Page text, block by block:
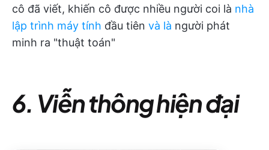
cô đã viết, khiến cô được nhiều người coi là nhà
lập trình máy tính đầu tiên và là người phát
minh ra "thuật toán"
6. Viễn thông hiện đại